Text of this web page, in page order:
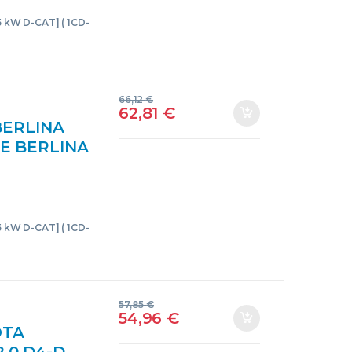
D-CAT] ( 1CD-
BERLINA
1CD-FTV
UCE
D-CAT] ( 1CD-
62,81 €
66,12€
54,96 €
57,85€